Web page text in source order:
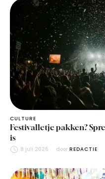
CULTURE
Festivalletje pakken?
is
8 juli 2026 door REDACTIE